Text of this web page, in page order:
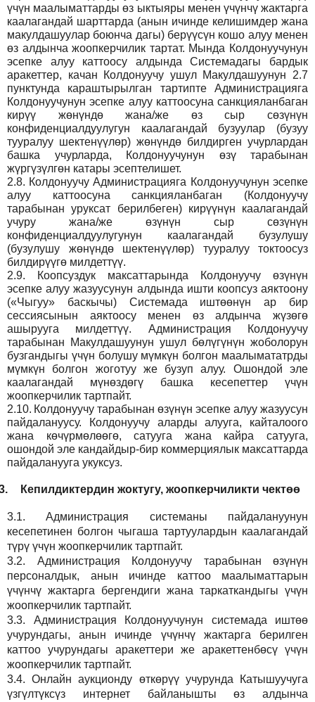
үчүн маалыматтарды өз ыктыяры менен үчүнчү жактарга
каалагандай шарттарда (анын ичинде келишимдер жана
макулдашуулар боюнча дагы) берүүсүн кошо алуу менен
өз алдынча жоопкерчилик тартат. Мында Колдонуучунун
эсепке алуу каттоосу алдында Системадагы бардык
аракеттер, качан Колдонуучу ушул Макулдашуунун 2.7
пунктунда караштырылган тартипте Администрацияга
Колдонуучунун эсепке алуу каттоосуна санкцияланбаган
кирүү жөнүндө жана/же өз сыр сөзүнүн
конфиденциалдуулугун каалагандай бузуулар (бузуу
тууралуу шектенүүлөр) жөнүндө билдирген учурлардан
башка учурларда, Колдонуучунун өзү тарабынан
жүргүзүлгөн катары эсептелишет.
2.8. Колдонуучу Администрацияга Колдонуучунун эсепке
алуу каттоосуна санкцияланбаган (Колдонуучу
тарабынан уруксат берилбеген) кирүүнүн каалагандай
учуру жана/же өзүнүн сыр сөзүнүн
конфиденциалдуулугунун каалагандай бузулушу
(бузулушу жөнүндө шектенүүлөр) тууралуу токтоосуз
билдирүүгө милдеттүү.
2.9.
Коопсуздук максаттарында Колдонуучу өзүнүн
эсепке алуу жазуусунун алдында ишти коопсуз аяктоону
(«Чыгуу» баскычы) Системада иштөөнүн ар бир
сессиясынын аяктоосу менен өз алдынча жүзөгө
ашырууга милдеттүү. Администрация Колдонуучу
тарабынан Макулдашуунун ушул бөлүгүнүн жоболорун
бузгандыгы үчүн болушу мүмкүн болгон маалымататрды
мүмкүн болгон жоготуу же бузуп алуу. Ошондой эле
каалагандай мүнөздөгү башка кесепеттер үчүн
жоопкерчилик тартпайт.
2.10. Колдонуучу тарабынан өзүнүн эсепке алуу жазуусун
пайдалануусу. Колдонуучу аларды алууга, кайталоого
жана көчүрмөлөөгө, сатууга жана кайра сатууга,
ошондой эле кандайдыр-бир коммерциялык максаттарда
пайдаланууга укуксуз.
Кепилдиктердин жоктугу, жоопкерчиликти чектөө
3.1.Администрация системаны пайдалануунун
кесепетинен болгон чыгаша тартуулардын каалагандай
түрү үчүн жоопкерчилик тартпайт.
3.2. Администрация
Колдонуучу тарабынан өзүнүн
персоналдык, анын ичинде каттоо маалыматтарын
үчүнчү жактарга бергендиги жана таркаткандыгы үчүн
жоопкерчилик тартпайт.
3.3. Администрация Колдонуучунун системада иштөө
учурундагы, анын ичинде үчүнчү жактарга берилген
каттоо учурундагы аракеттери же аракеттенбөсү үчүн
жоопкерчилик тартпайт.
3.4.Онлайн аукционду өткөрүү учурунда Катышуучуга
үзгүлтүксүз интернет байланышты өз алдынча